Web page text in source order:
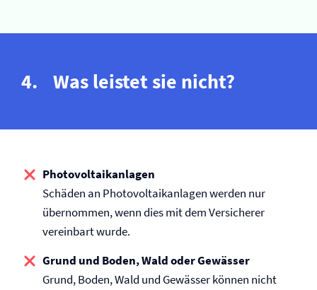
Was leistet sie nicht?
Photovoltaik­anlagen
Schäden an Photovoltaik­anlagen werden nur
übernommen, wenn dies mit dem Versicherer
vereinbart wurde.
Grund und Boden, Wald oder Gewässer
Grund, Boden, Wald und Gewässer können nicht